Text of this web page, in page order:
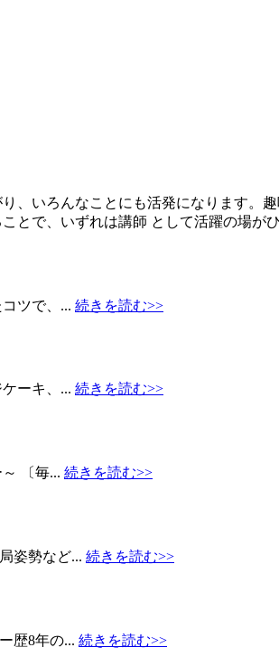
、いろんなことにも活発になります。
とで、いずれは講師 として活躍の場が
ツで、... 続きを読む>>
ーキ、... 続きを読む>>
〔毎... 続きを読む>>
姿勢など... 続きを読む>>
歴8年の... 続きを読む>>